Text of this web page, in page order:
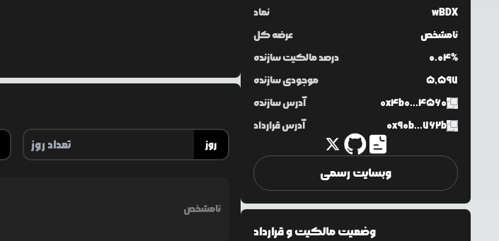
روز
نامشخص
نماد
wBDX
عرضه کل
نامشخص
درصد مالکیت سازنده
0.04%
موجودی سازنده
5,597
آدرس سازنده
0x4b0...4560
آدرس قرارداد
0x90b...762b
وبسایت رسمی
وضعیت مالکیت و قرارداد